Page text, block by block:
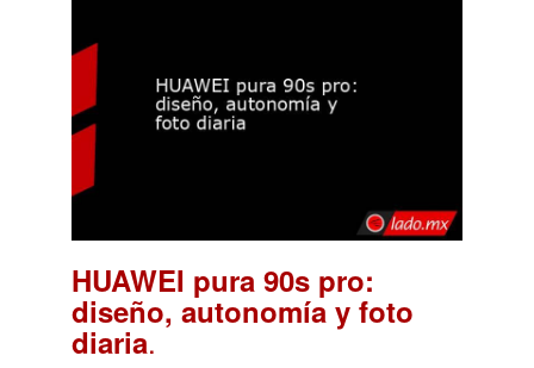
HUAWEI pura 90s pro:
diseño, autonomía y foto
diaria.